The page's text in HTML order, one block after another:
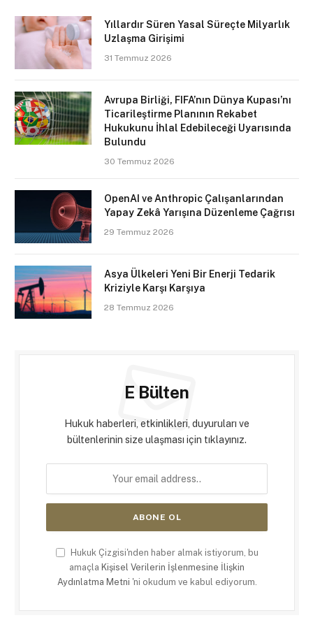
Yıllardır Süren Yasal Süreçte Milyarlık
Uzlaşma Girişimi
31 Temmuz 2026
Avrupa Birliği, FIFA’nın Dünya Kupası’nı
Ticarileştirme Planının Rekabet
Hukukunu İhlal Edebileceği Uyarısında
Bulundu
30 Temmuz 2026
OpenAI ve Anthropic Çalışanlarından
Yapay Zekâ Yarışına Düzenleme Çağrısı
29 Temmuz 2026
Asya Ülkeleri Yeni Bir Enerji Tedarik
Kriziyle Karşı Karşıya
28 Temmuz 2026
E Bülten
Hukuk haberleri, etkinlikleri, duyuruları ve
bültenlerinin size ulaşması için tıklayınız.
Hukuk Çizgisi'nden haber almak istiyorum, bu
amaçla Kişisel Verilerin İşlenmesine İlişkin
Aydınlatma Metni 'ni okudum ve kabul ediyorum.